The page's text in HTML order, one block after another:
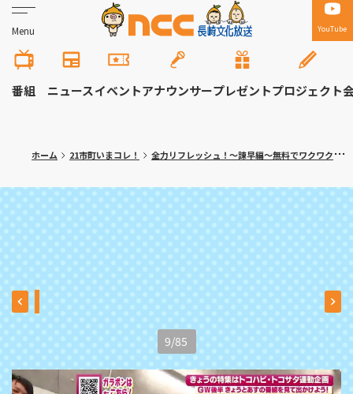
Menu YouTube
番組 ニュースイベントアナウンサープレゼントプロジェクト
ホーム 21市町いまコレ！ 全力リフレッシュ！～諫早編～無料でワクワク体験！大人の隠れ家カフェも
9/85